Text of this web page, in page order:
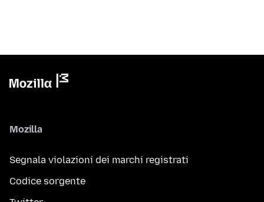
Mozilla
Segnala violazioni dei marchi registrati
Codice sorgente